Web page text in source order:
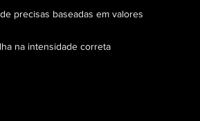
precisas baseadas em valores
na intensidade correta